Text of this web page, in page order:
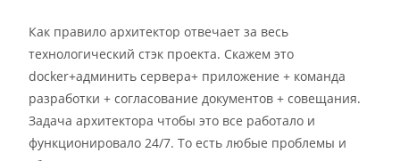
Как правило архитектор отвечает за весь
технологический стэк проекта. Скажем это
docker+админить сервера+ приложение + команда
разработки + согласование документов + совещания.
Задача архитектора чтобы это все работало и
функционировало 24/7. То есть любые проблемы и